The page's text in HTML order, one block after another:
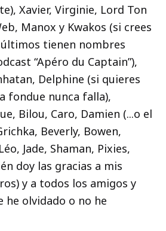
Xavier, Virginie, Lord Ton
Manox y Kwakos (si crees
tienen nombres
“Apéro du Captain”),
Delphine (si quieres
fondue nunca falla),
Bilou, Caro, Damien (...o el
Beverly, Bowen,
Jade, Shaman, Pixies,
doy las gracias a mis
y a todos los amigos y
he olvidado o no he